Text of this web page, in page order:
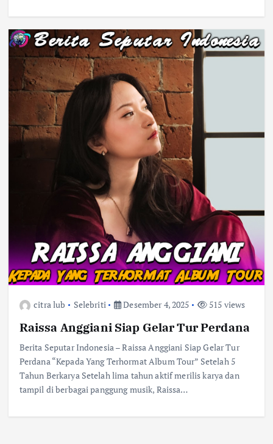
citra lub Selebriti Desember 4, 2025 515 views
Raissa Anggiani Siap Gelar Tur Perdana
Berita Seputar Indonesia – Raissa Anggiani Siap Gelar Tur
Perdana “Kepada Yang Terhormat Album Tour” Setelah 5
Tahun Berkarya Setelah lima tahun aktif merilis karya dan
tampil di berbagai panggung musik, Raissa…